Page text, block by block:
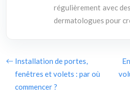
régulièrement avec
dermatologues pour
Installation de portes,
fenêtres et volets : par où
commencer ?